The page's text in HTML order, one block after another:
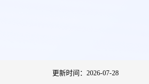
更新时间：2026-07-28